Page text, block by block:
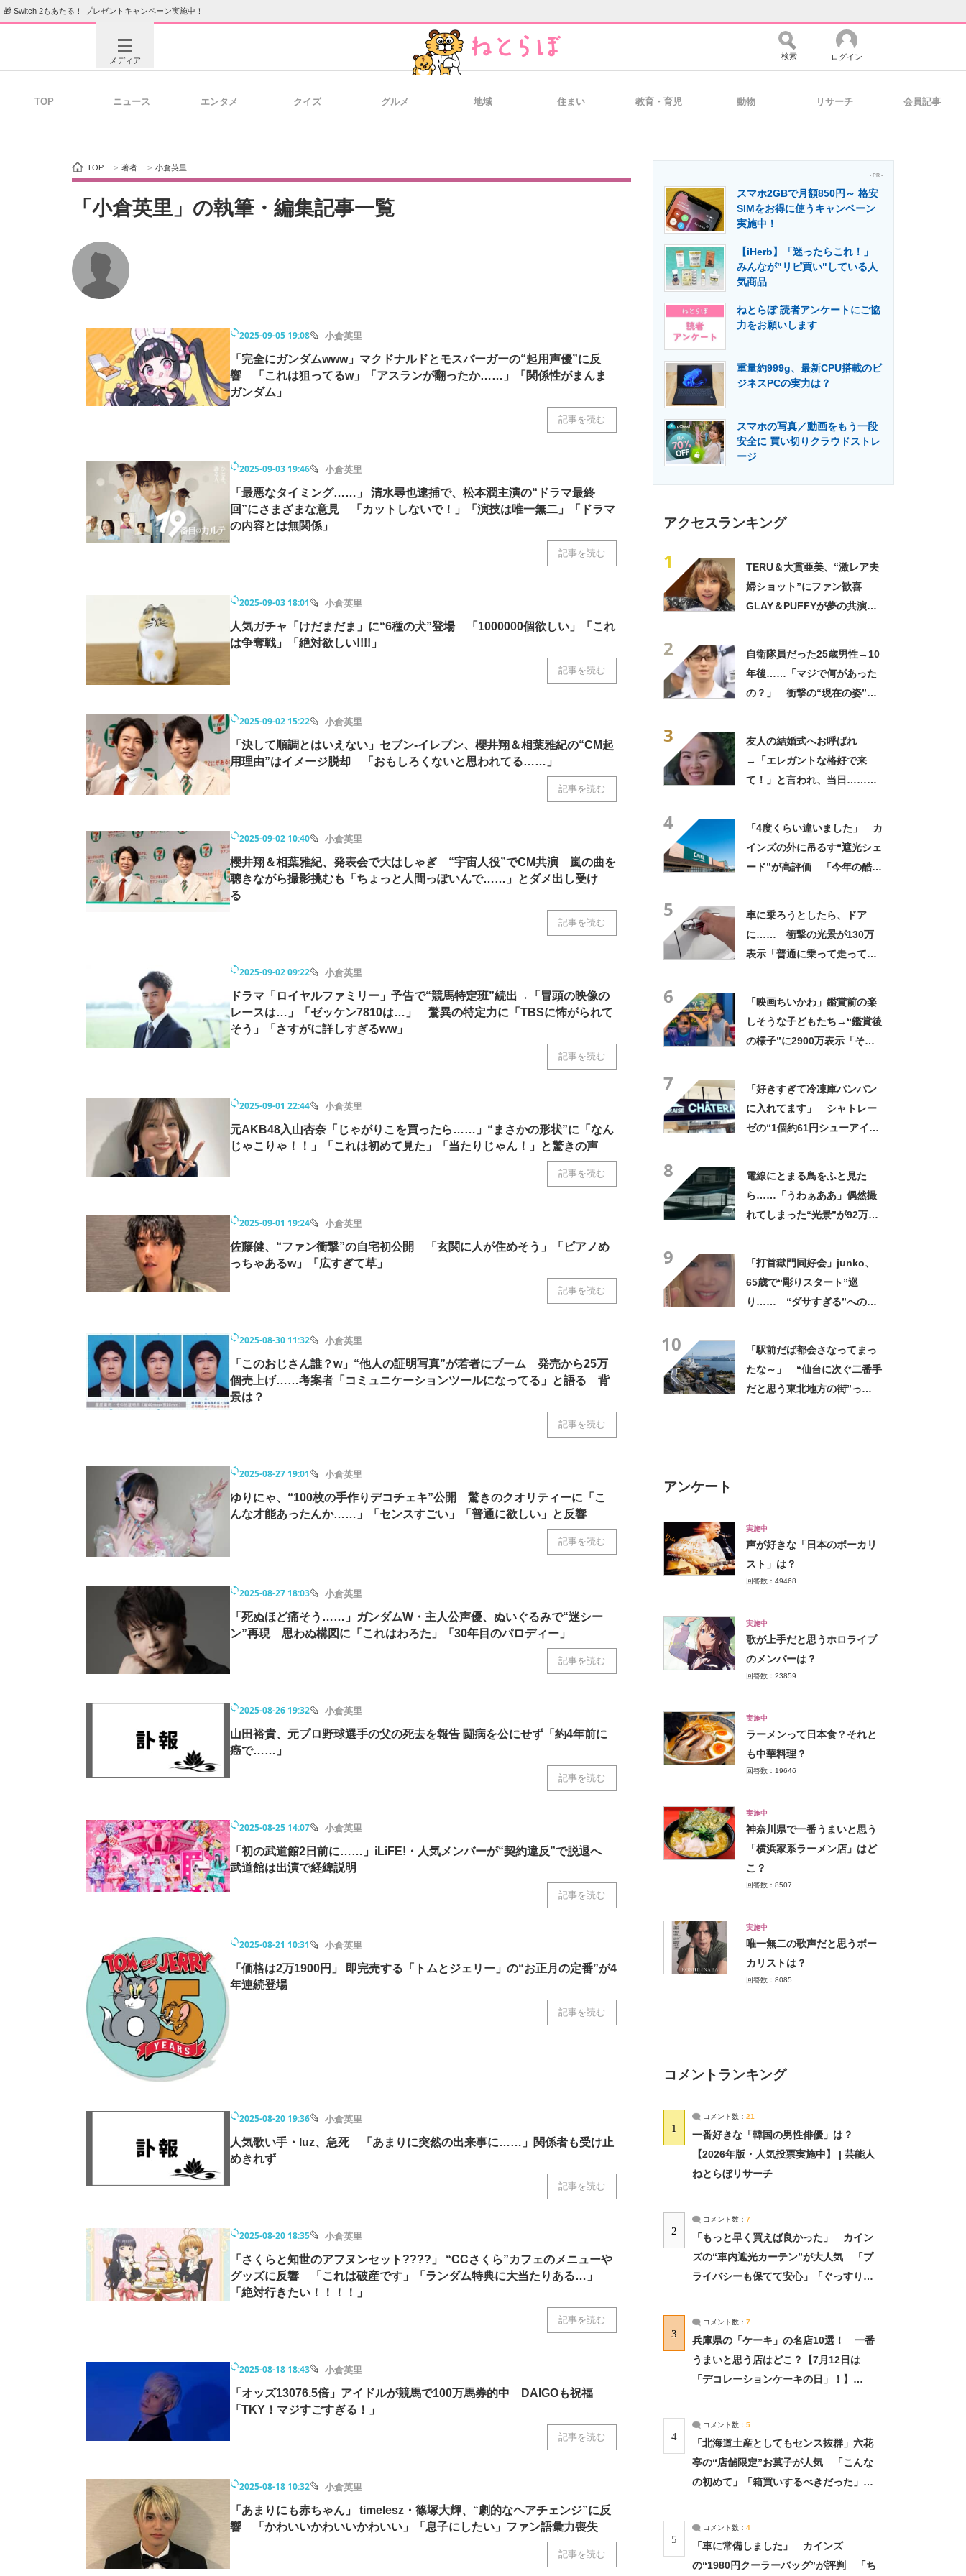
🎁 Switch 2もあたる！ プレゼントキャンペーン実施中！
メディア
ビジネスと働き方のヒント AI活用のいまが分かる 経営リーダーのコミュニティ マーケ×ITの今がよく分かる
ITエンジニア向け専門サイト 製造業のIT導入・活用を支援
モノづくり技術者専門サイト エレクトロニクス専門サイト エネルギーの専門メディア 建設×テクノロジーの最前線
ちょっと気になるネットの話題
検索 ログイン
TOP ニュース エンタメ クイズ グルメ 地域 住まい 教育・育児 動物 リサーチ 会員記事
TOP > 著者 > 小倉英里
「小倉英里」の執筆・編集記事一覧
2025-09-05 19:08 小倉英里
「完全にガンダムwww」マクドナルドとモスバーガーの“起用声優”に反
響 「これは狙ってるw」「アスランが翻ったか……」「関係性がまんま
ガンダム」
記事を読む
2025-09-03 19:46 小倉英里
「最悪なタイミング……」 清水尋也逮捕で、松本潤主演の“ドラマ最終
回”にさまざまな意見 「カットしないで！」「演技は唯一無二」「ドラマ
の内容とは無関係」
記事を読む
2025-09-03 18:01 小倉英里
人気ガチャ「けだまだま」に“6種の犬”登場 「1000000個欲しい」「これ
は争奪戦」「絶対欲しい!!!!」
記事を読む
2025-09-02 15:22 小倉英里
「決して順調とはいえない」セブン-イレブン、櫻井翔＆相葉雅紀の“CM起
用理由”はイメージ脱却 「おもしろくないと思われてる……」
記事を読む
2025-09-02 10:40 小倉英里
櫻井翔＆相葉雅紀、発表会で大はしゃぎ “宇宙人役”でCM共演 嵐の曲を
聴きながら撮影挑むも「ちょっと人間っぽいんで……」とダメ出し受け
る
記事を読む
2025-09-02 09:22 小倉英里
ドラマ「ロイヤルファミリー」予告で“競馬特定班”続出→「冒頭の映像の
レースは…」「ゼッケン7810は…」 驚異の特定力に「TBSに怖がられて
そう」「さすがに詳しすぎるww」
記事を読む
2025-09-01 22:44 小倉英里
元AKB48入山杏奈「じゃがりこを買ったら……」“まさかの形状”に「なん
じゃこりゃ！！」「これは初めて見た」「当たりじゃん！」と驚きの声
記事を読む
2025-09-01 19:24 小倉英里
佐藤健、“ファン衝撃”の自宅初公開 「玄関に人が住めそう」「ピアノめ
っちゃあるw」「広すぎて草」
記事を読む
2025-08-30 11:32 小倉英里
「このおじさん誰？w」“他人の証明写真”が若者にブーム 発売から25万
個売上げ……考案者「コミュニケーションツールになってる」と語る 背
景は？
記事を読む
2025-08-27 19:01 小倉英里
ゆりにゃ、“100枚の手作りデコチェキ”公開 驚きのクオリティーに「こ
んな才能あったんか……」「センスすごい」「普通に欲しい」と反響
記事を読む
2025-08-27 18:03 小倉英里
「死ぬほど痛そう……」ガンダムW・主人公声優、ぬいぐるみで“迷シー
ン”再現 思わぬ構図に「これはわろた」「30年目のパロディー」
記事を読む
2025-08-26 19:32 小倉英里
山田裕貴、元プロ野球選手の父の死去を報告 闘病を公にせず「約4年前に
癌で……」
記事を読む
2025-08-25 14:07 小倉英里
「初の武道館2日前に……」iLiFE!・人気メンバーが“契約違反”で脱退へ
武道館は出演で経緯説明
記事を読む
2025-08-21 10:31 小倉英里
「価格は2万1900円」 即完売する「トムとジェリー」の“お正月の定番”が4
年連続登場
記事を読む
2025-08-20 19:36 小倉英里
人気歌い手・luz、急死 「あまりに突然の出来事に……」関係者も受け止
めきれず
記事を読む
2025-08-20 18:35 小倉英里
「さくらと知世のアフヌンセット????」 “CCさくら”カフェのメニューや
グッズに反響 「これは破産です」「ランダム特典に大当たりある…」
「絶対行きたい！！！！」
記事を読む
2025-08-18 18:43 小倉英里
「オッズ13076.5倍」アイドルが競馬で100万馬券的中 DAIGOも祝福
「TKY！マジすごすぎる！」
記事を読む
2025-08-18 10:32 小倉英里
「あまりにも赤ちゃん」 timelesz・篠塚大輝、“劇的なヘアチェンジ”に反
響 「かわいいかわいいかわいい」「息子にしたい」ファン語彙力喪失
記事を読む
- PR -
スマホ2GBで月額850円～ 格安
SIMをお得に使うキャンペーン
実施中！
【iHerb】「迷ったらこれ！」
みんなが"リピ買い"している人
気商品
ねとらぼ 読者アンケートにご協
力をお願いします
重量約999g、最新CPU搭載のビ
ジネスPCの実力は？
スマホの写真／動画をもう一段
安全に 買い切りクラウドストレ
ージ
アクセスランキング
1
TERU＆大貫亜美、“激レア夫
婦ショット”にファン歓喜
GLAY＆PUFFYが夢の共演
2
自衛隊員だった25歳男性→10
年後……「マジで何があった
の？」 衝撃の“現在の姿”が
3
友人の結婚式へお呼ばれ
→「エレガントな格好で来
て！」と言われ、当日……ま
4
「4度くらい違いました」 カ
インズの外に吊るす“遮光シェ
ード”が高評価 「今年の酷暑
5
車に乗ろうとしたら、ドア
に…… 衝撃の光景が130万
表示「普通に乗って走ってた
6
「映画ちいかわ」鑑賞前の楽
しそうな子どもたち→“鑑賞後
の様子”に2900万表示「そう
7
「好きすぎて冷凍庫パンパン
に入れてます」 シャトレー
ゼの“1個約61円シューアイ
8
電線にとまる鳥をふと見た
ら……「うわぁああ」偶然撮
れてしまった“光景”が92万再
9
「打首獄門同好会」junko、
65歳で“彫りスタート”巡
り…… “ダサすぎる”への持
10
「駅前だば都会さなってまっ
たな～」 “仙台に次ぐ二番手
だと思う東北地方の街”っ
アンケート
実施中
声が好きな「日本のボーカリ
スト」は？
回答数：49468
実施中
歌が上手だと思うホロライブ
のメンバーは？
回答数：23859
実施中
ラーメンって日本食？それと
も中華料理？
回答数：19646
実施中
神奈川県で一番うまいと思う
「横浜家系ラーメン店」はど
こ？
回答数：8507
実施中
唯一無二の歌声だと思うボー
カリストは？
回答数：8085
コメントランキング
1
コメント数： 21
一番好きな「韓国の男性俳優」は？
【2026年版・人気投票実施中】 | 芸能人
ねとらぼリサーチ
2
コメント数： 7
「もっと早く買えば良かった」 カイン
ズの“車内遮光カーテン”が大人気 「プ
ライバシーも保てて安心」「ぐっすり眠
3
コメント数： 7
兵庫県の「ケーキ」の名店10選！ 一番
うまいと思う店はどこ？【7月12日は
「デコレーションケーキの日」！】
4
コメント数： 5
「北海道土産としてもセンス抜群」六花
亭の“店舗限定”お菓子が人気 「こんな
の初めて」「箱買いするべきだった」
5
コメント数： 4
「車に常備しました」 カインズ
の“1980円クーラーバッグ”が評判 「ち